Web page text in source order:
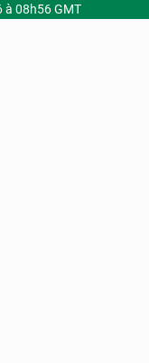
à 08h56 GMT